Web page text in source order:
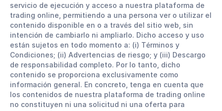
servicio de ejecución y acceso a nuestra plataforma de
trading online, permitiendo a una persona ver o utilizar el
contenido disponible en o a través del sitio web, sin
intención de cambiarlo ni ampliarlo. Dicho acceso y uso
están sujetos en todo momento a: (i) Términos y
Condiciones; (ii) Advertencias de riesgo; y (iii) Descargo
de responsabilidad completo. Por lo tanto, dicho
contenido se proporciona exclusivamente como
información general. En concreto, tenga en cuenta que
los contenidos de nuestra plataforma de trading online
no constituyen ni una solicitud ni una oferta para